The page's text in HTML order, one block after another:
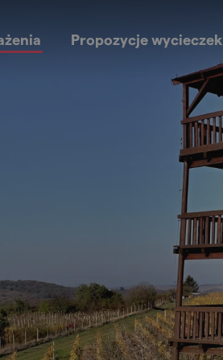
Propozycje wycieczek